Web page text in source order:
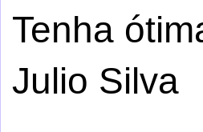
Tenha
Julio Silva